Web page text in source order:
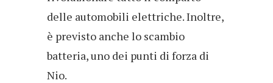
delle automobili elettriche. Inoltre,
è previsto anche lo scambio
batteria, uno dei punti di forza di
Nio.